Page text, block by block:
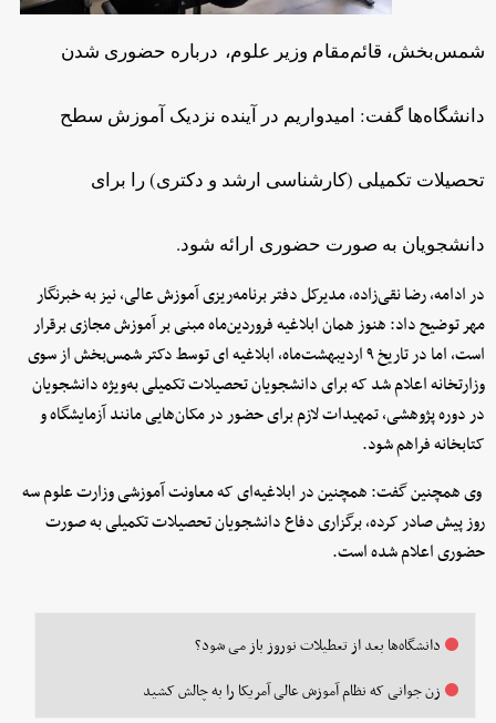
شمس‌بخش، قائم‌مقام وزیر علوم، درباره حضوری شدن
دانشگاه‌ها گفت: امیدواریم در آینده نزدیک آموزش سطح
تحصیلات تکمیلی (کارشناسی ارشد و دکتری) را برای
دانشجویان به صورت حضوری ارائه شود.
در ادامه، رضا نقی‌زاده، مدیرکل دفتر برنامه‌ریزی آموزش عالی، نیز به خبرنگار
مهر توضیح داد: هنوز همان ابلاغیه فروردین‌ماه مبنی بر آموزش مجازی برقرار
است، اما در تاریخ ۹ اردیبهشت‌ماه، ابلاغیه ای توسط دکتر شمس‌بخش از سوی
وزارتخانه اعلام شد که برای دانشجویان تحصیلات تکمیلی به‌ویژه دانشجویان
در دوره پژوهشی، تمهیدات لازم برای حضور در مکان‌هایی مانند آزمایشگاه و
کتابخانه فراهم شود.
وی همچنین گفت: همچنین در ابلاغیه‌ای که معاونت آموزشی وزارت علوم سه
روز پیش صادر کرده، برگزاری دفاع دانشجویان تحصیلات تکمیلی به صورت
حضوری اعلام شده است.
دانشگاه‌ها بعد از تعطیلات نوروز باز می شود؟
زن جوانی که نظام آموزش عالی آمریکا را به چالش کشید